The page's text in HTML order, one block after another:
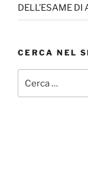
DELL’ESAME DI
CERCA NEL